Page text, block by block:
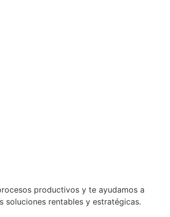
productivos y te ayudamos a
rentables y estratégicas.